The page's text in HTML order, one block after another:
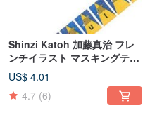
Shinzi Katoh 加藤真治 フレ
ンチイラスト マスキングテー
プ（感謝 KS-MT-10017）
US$ 4.01
4.7 (6)